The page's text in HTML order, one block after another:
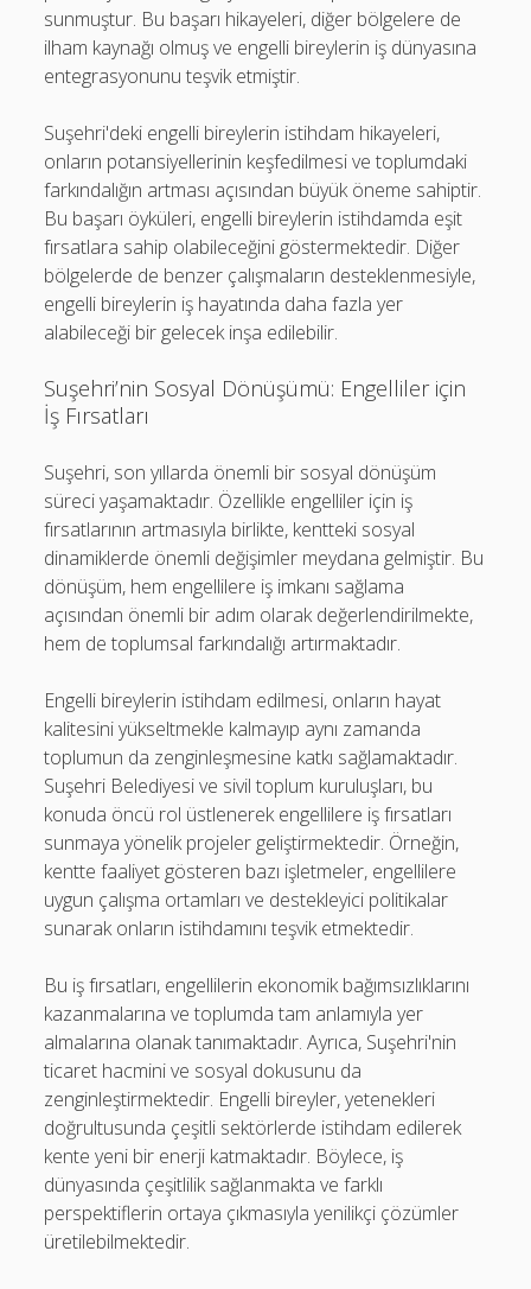
sunmuştur. Bu başarı hikayeleri, diğer bölgelere de
ilham kaynağı olmuş ve engelli bireylerin iş dünyasına
entegrasyonunu teşvik etmiştir.
Suşehri'deki engelli bireylerin istihdam hikayeleri,
onların potansiyellerinin keşfedilmesi ve toplumdaki
farkındalığın artması açısından büyük öneme sahiptir.
Bu başarı öyküleri, engelli bireylerin istihdamda eşit
fırsatlara sahip olabileceğini göstermektedir. Diğer
bölgelerde de benzer çalışmaların desteklenmesiyle,
engelli bireylerin iş hayatında daha fazla yer
alabileceği bir gelecek inşa edilebilir.
Suşehri’nin Sosyal Dönüşümü: Engelliler için
İş Fırsatları
Suşehri, son yıllarda önemli bir sosyal dönüşüm
süreci yaşamaktadır. Özellikle engelliler için iş
fırsatlarının artmasıyla birlikte, kentteki sosyal
dinamiklerde önemli değişimler meydana gelmiştir. Bu
dönüşüm, hem engellilere iş imkanı sağlama
açısından önemli bir adım olarak değerlendirilmekte,
hem de toplumsal farkındalığı artırmaktadır.
Engelli bireylerin istihdam edilmesi, onların hayat
kalitesini yükseltmekle kalmayıp aynı zamanda
toplumun da zenginleşmesine katkı sağlamaktadır.
Suşehri Belediyesi ve sivil toplum kuruluşları, bu
konuda öncü rol üstlenerek engellilere iş fırsatları
sunmaya yönelik projeler geliştirmektedir. Örneğin,
kentte faaliyet gösteren bazı işletmeler, engellilere
uygun çalışma ortamları ve destekleyici politikalar
sunarak onların istihdamını teşvik etmektedir.
Bu iş fırsatları, engellilerin ekonomik bağımsızlıklarını
kazanmalarına ve toplumda tam anlamıyla yer
almalarına olanak tanımaktadır. Ayrıca, Suşehri'nin
ticaret hacmini ve sosyal dokusunu da
zenginleştirmektedir. Engelli bireyler, yetenekleri
doğrultusunda çeşitli sektörlerde istihdam edilerek
kente yeni bir enerji katmaktadır. Böylece, iş
dünyasında çeşitlilik sağlanmakta ve farklı
perspektiflerin ortaya çıkmasıyla yenilikçi çözümler
üretilebilmektedir.